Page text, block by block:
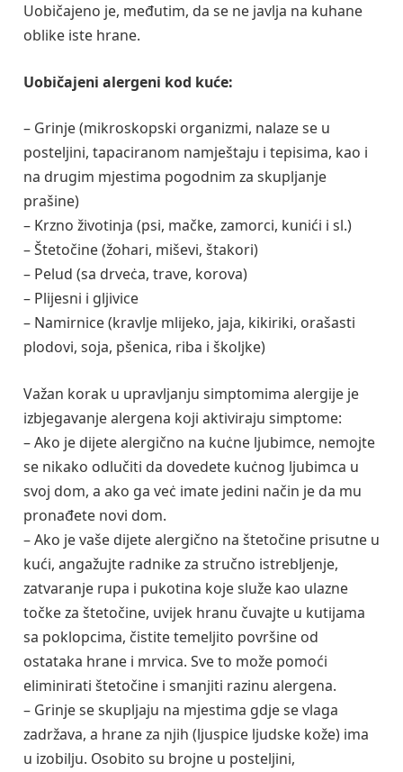
Uobičajeno je, međutim, da se ne javlja na kuhane
oblike iste hrane.
Uobičajeni alergeni kod kuće:
– Grinje (mikroskopski organizmi, nalaze se u
posteljini, tapaciranom namještaju i tepisima, kao i
na drugim mjestima pogodnim za skupljanje
prašine)
– Krzno životinja (psi, mačke, zamorci, kunići i sl.)
– Štetočine (žohari, miševi, štakori)
– Pelud (sa drveċa, trave, korova)
– Plijesni i gljivice
– Namirnice (kravlje mlijeko, jaja, kikiriki, orašasti
plodovi, soja, pšenica, riba i školjke)
Važan korak u upravljanju simptomima alergije je
izbjegavanje alergena koji aktiviraju simptome:
– Ako je dijete alergično na kuċne ljubimce, nemojte
se nikako odlučiti da dovedete kuċnog ljubimca u
svoj dom, a ako ga veċ imate jedini način je da mu
pronađete novi dom.
– Ako je vaše dijete alergično na štetočine prisutne u
kući, angažujte radnike za stručno istrebljenje,
zatvaranje rupa i pukotina koje služe kao ulazne
točke za štetočine, uvijek hranu čuvajte u kutijama
sa poklopcima, čistite temeljito površine od
ostataka hrane i mrvica. Sve to može pomoći
eliminirati štetočine i smanjiti razinu alergena.
– Grinje se skupljaju na mjestima gdje se vlaga
zadržava, a hrane za njih (ljuspice ljudske kože) ima
u izobilju. Osobito su brojne u posteljini,